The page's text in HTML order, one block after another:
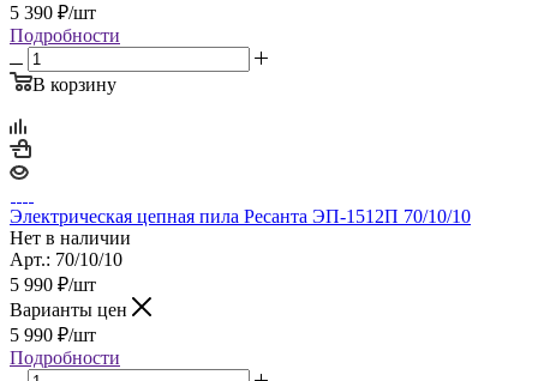
5 390 ₽/шт
Подробности
В корзину
Электрическая цепная пила Ресанта ЭП-1512П 70/10/10
Нет в наличии
Арт.: 70/10/10
5 990 ₽/шт
Варианты цен
5 990 ₽/шт
Подробности